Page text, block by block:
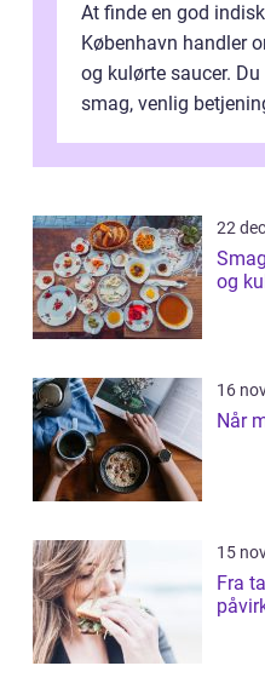
At finde en god
København handler
og kulørte saucer.
smag, venlig
22
og
16
Når
15
Fra